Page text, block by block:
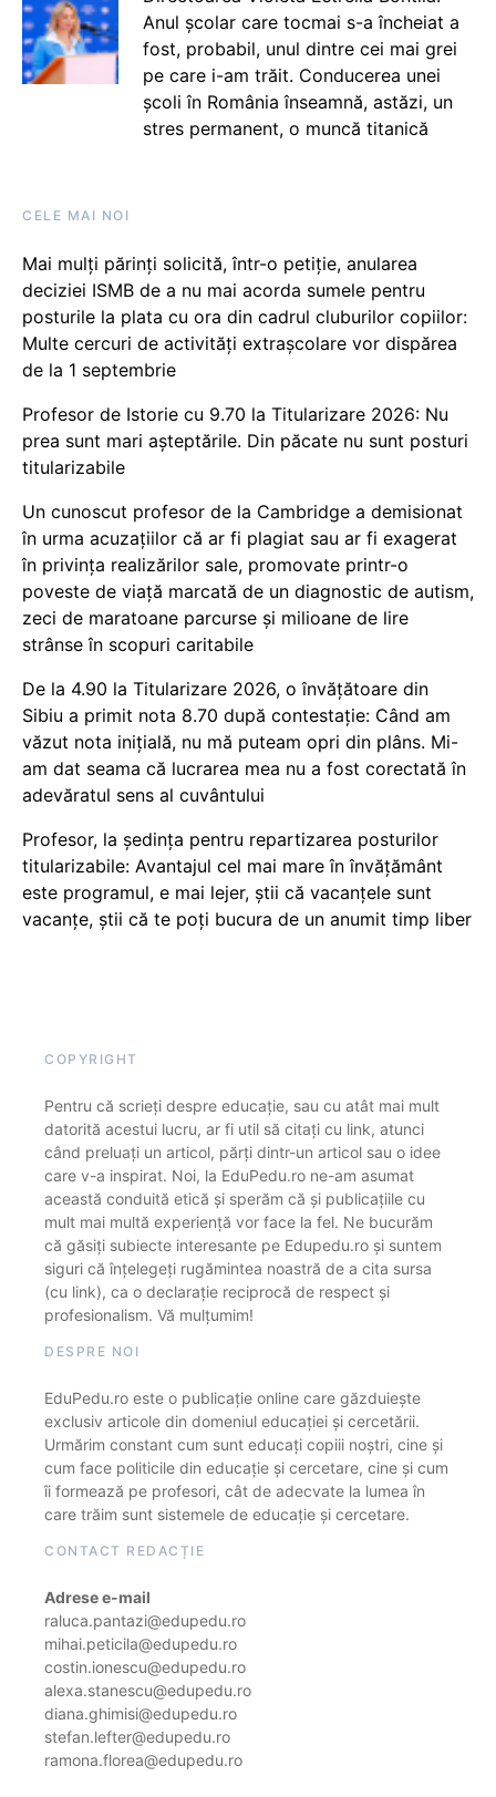
Anul școlar care tocmai s-a încheiat a
fost, probabil, unul dintre cei mai grei
pe care i-am trăit. Conducerea unei
școli în România înseamnă, astăzi, un
stres permanent, o muncă titanică
CELE MAI NOI
Mai mulți părinți solicită, într-o petiție, anularea
deciziei ISMB de a nu mai acorda sumele pentru
posturile la plata cu ora din cadrul cluburilor copiilor:
Multe cercuri de activități extrașcolare vor dispărea
de la 1 septembrie
Profesor de Istorie cu 9.70 la Titularizare 2026: Nu
prea sunt mari așteptările. Din păcate nu sunt posturi
titularizabile
Un cunoscut profesor de la Cambridge a demisionat
în urma acuzațiilor că ar fi plagiat sau ar fi exagerat
în privința realizărilor sale, promovate printr-o
poveste de viață marcată de un diagnostic de autism,
zeci de maratoane parcurse și milioane de lire
strânse în scopuri caritabile
De la 4.90 la Titularizare 2026, o învățătoare din
Sibiu a primit nota 8.70 după contestație: Când am
văzut nota inițială, nu mă puteam opri din plâns. Mi-
am dat seama că lucrarea mea nu a fost corectată în
adevăratul sens al cuvântului
Profesor, la ședința pentru repartizarea posturilor
titularizabile: Avantajul cel mai mare în învățământ
este programul, e mai lejer, știi că vacanțele sunt
vacanţe, știi că te poți bucura de un anumit timp liber
COPYRIGHT
Pentru că scrieți despre educație, sau cu atât mai mult
datorită acestui lucru, ar fi util să citați cu link, atunci
când preluați un articol, părți dintr-un articol sau o idee
care v-a inspirat. Noi, la EduPedu.ro ne-am asumat
această conduită etică și sperăm că și publicațiile cu
mult mai multă experiență vor face la fel. Ne bucurăm
că găsiți subiecte interesante pe Edupedu.ro și suntem
siguri că înțelegeți rugămintea noastră de a cita sursa
(cu link), ca o declarație reciprocă de respect și
profesionalism. Vă mulțumim!
DESPRE NOI
EduPedu.ro este o publicație online care găzduiește
exclusiv articole din domeniul educației și cercetării.
Urmărim constant cum sunt educați copiii noștri, cine și
cum face politicile din educație și cercetare, cine și cum
îi formează pe profesori, cât de adecvate la lumea în
care trăim sunt sistemele de educație și cercetare.
CONTACT REDACȚIE
Adrese e-mail
raluca.pantazi@edupedu.ro
mihai.peticila@edupedu.ro
costin.ionescu@edupedu.ro
alexa.stanescu@edupedu.ro
diana.ghimisi@edupedu.ro
stefan.lefter@edupedu.ro
ramona.florea@edupedu.ro